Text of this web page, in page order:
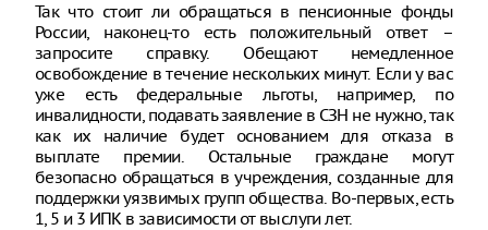
Так что стоит ли обращаться в пенсионные фонды
России, наконец-то есть положительный ответ –
запросите справку. Обещают немедленное
освобождение в течение нескольких минут. Если у вас
уже есть федеральные льготы, например, по
инвалидности, подавать заявление в СЗН не нужно, так
как их наличие будет основанием для отказа в
выплате премии. Остальные граждане могут
безопасно обращаться в учреждения, созданные для
поддержки уязвимых групп общества. Во-первых, есть
1, 5 и 3 ИПК в зависимости от выслуги лет.